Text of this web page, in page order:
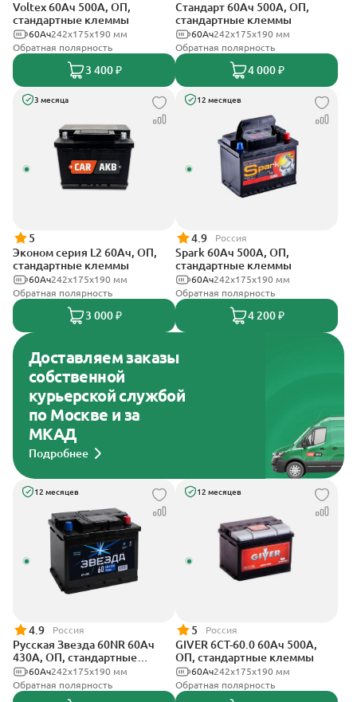
Voltex 60Ач 500А, ОП,
стандартные клеммы
242х175х190 мм
60Ач
Обратная полярность
3 400 ₽
Стандарт 60Ач 500А, ОП,
стандартные клеммы
242x175x190 мм
60Ач
Обратная полярность
4 000 ₽
3 месяца
5
Эконом серия L2 60Ач, ОП,
стандартные клеммы
242х175х190 мм
60Ач
Обратная полярность
3 000 ₽
12 месяцев
4.9 Россия
Spark 60Ач 500А, ОП,
стандартные клеммы
242х175х190 мм
60Ач
Обратная полярность
4 200 ₽
Доставляем заказы
собственной
курьерской службой
по Москве и за
МКАД
Подробнее
12 месяцев
4.9 Россия
Русская Звезда 60NR 60Ач
430А, ОП, стандартные
клеммы242x175x190 мм
60Ач
Обратная полярность
12 месяцев
5 Россия
GIVER 6СТ-60.0 60Ач 500А,
ОП, стандартные клеммы
242х175х190 мм
60Ач
Обратная полярность